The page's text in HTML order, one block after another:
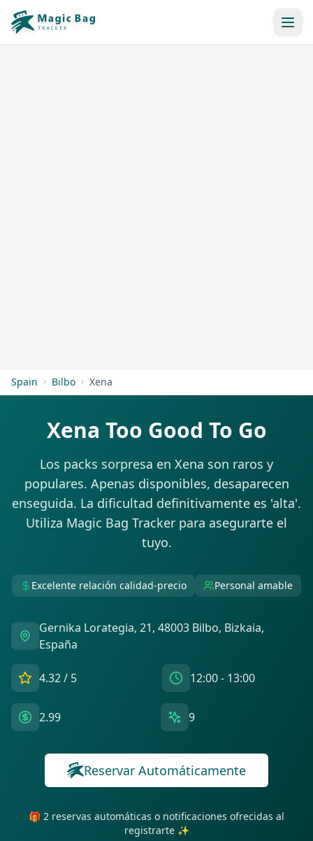
Spain Bilbo Xena
Xena Too Good To Go
Los packs sorpresa en Xena son raros y
populares. Apenas disponibles, desaparecen
enseguida. La dificultad definitivamente es 'alta'.
Utiliza Magic Bag Tracker para asegurarte el
tuyo.
Excelente relación calidad-precio Personal amable
Gernika Lorategia, 21, 48003 Bilbo, Bizkaia,
España
4.32/ 5 12:00 - 13:00
2.99 9
Reservar Automáticamente
🎁 2 reservas automáticas o notificaciones ofrecidas al
registrarte ✨